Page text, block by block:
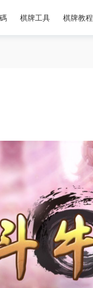
棋牌工具 棋牌教程